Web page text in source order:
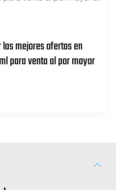
mejores ofertas en
para venta al por mayor